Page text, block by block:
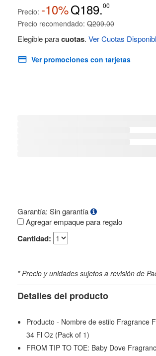
Precio: -10%Q189.00
Precio recomendado: Q209.00
Elegible paracuotas. Ver Cuotas
Ver promociones con tarjetas
Garantía: Sin garantía
Agregar empaque para regalo
Cantidad:
* Precio y unidades sujetos a revisión de
Detalles del producto
Producto - Nombre de estilo Fragrance
34 Fl Oz (Pack of 1)
FROM TIP TO TOE: Baby Dove